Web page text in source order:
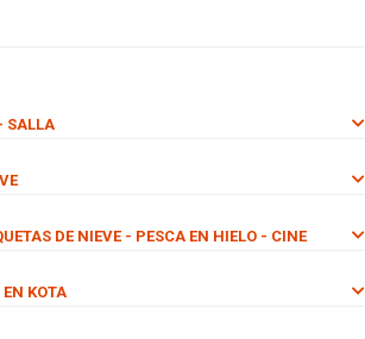
SALLA
DE NIEVE - PESCA EN HIELO - CINE
KOTA